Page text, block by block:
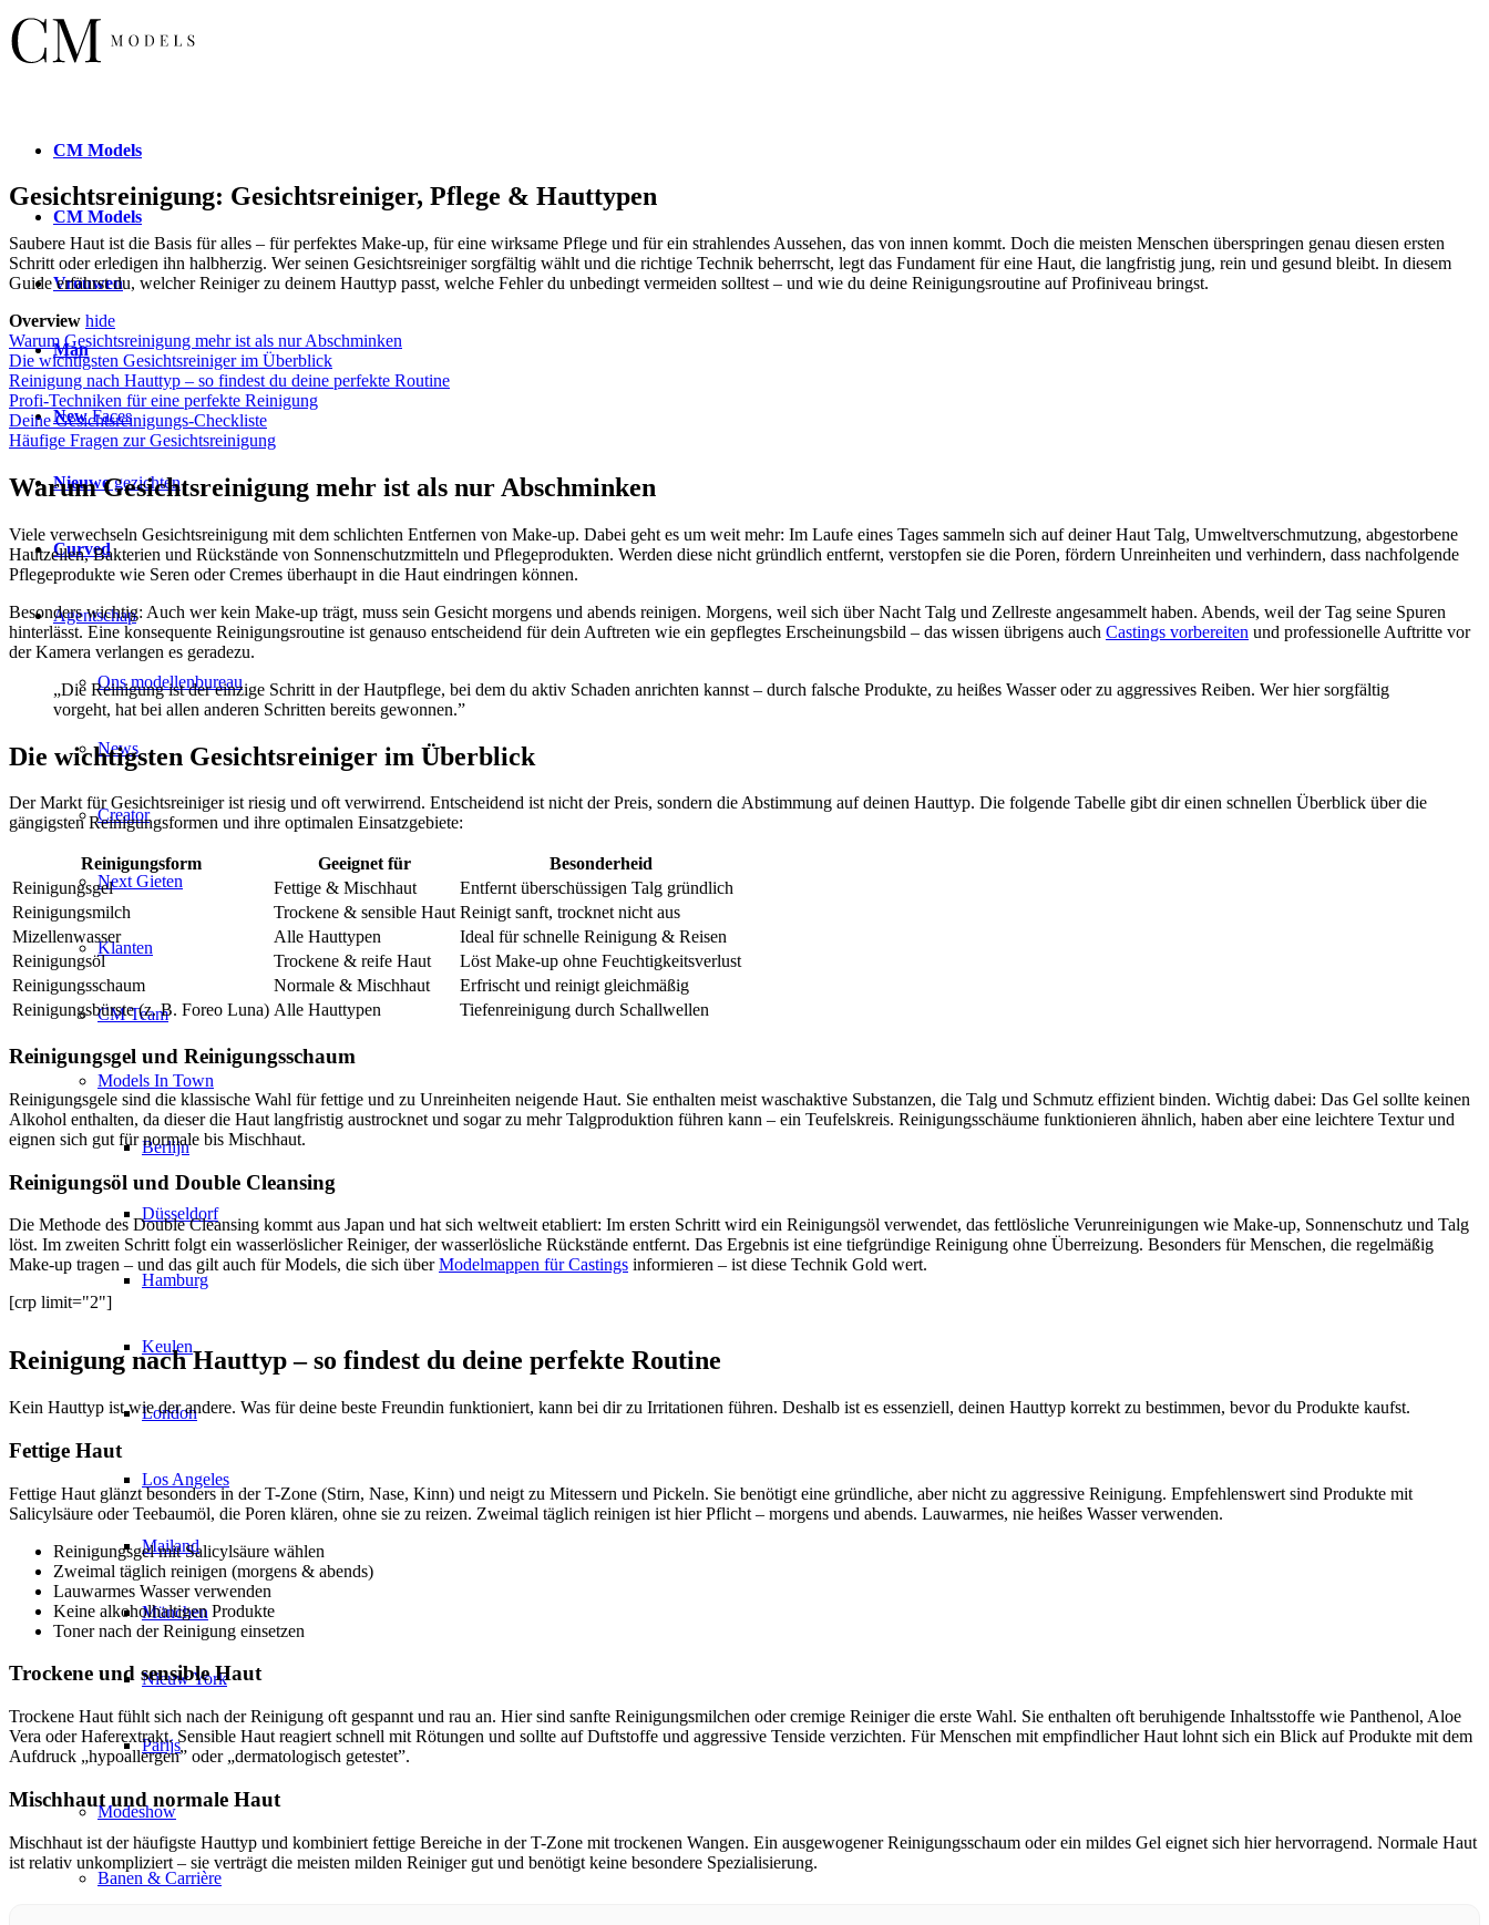
CM Models
CM Models
Vrouwen
Man
NewFaces
Nieuwegezichten
Curved
Agentschap
Ons modellenbureau
News
Creator
Next Gieten
Klanten
CM Team
Models In Town
Berlijn
Düsseldorf
Hamburg
Keulen
London
Los Angeles
Mailand
München
Nieuw York
Parijs
Modeshow
Banen & Carrière
Gesichtsreinigung: Gesichtsreiniger, Pflege & Hauttypen
Saubere Haut ist die Basis für alles – für perfektes Make-up, für eine wirksame Pflege und für ein strahlendes Aussehen, das von innen kommt. Doch die meisten Menschen überspringen genau diesen ersten
Schritt oder erledigen ihn halbherzig. Wer seinen Gesichtsreiniger sorgfältig wählt und die richtige Technik beherrscht, legt das Fundament für eine Haut, die langfristig jung, rein und gesund bleibt. In diesem
Guide erfährst du, welcher Reiniger zu deinem Hauttyp passt, welche Fehler du unbedingt vermeiden solltest – und wie du deine Reinigungsroutine auf Profiniveau bringst.
Overview hide
Warum Gesichtsreinigung mehr ist als nur Abschminken
Die wichtigsten Gesichtsreiniger im Überblick
Reinigung nach Hauttyp – so findest du deine perfekte Routine
Profi-Techniken für eine perfekte Reinigung
Deine Gesichtsreinigungs-Checkliste
Häufige Fragen zur Gesichtsreinigung
Warum Gesichtsreinigung mehr ist als nur Abschminken
Viele verwechseln Gesichtsreinigung mit dem schlichten Entfernen von Make-up. Dabei geht es um weit mehr: Im Laufe eines Tages sammeln sich auf deiner Haut Talg, Umweltverschmutzung, abgestorbene
Hautzellen, Bakterien und Rückstände von Sonnenschutzmitteln und Pflegeprodukten. Werden diese nicht gründlich entfernt, verstopfen sie die Poren, fördern Unreinheiten und verhindern, dass nachfolgende
Pflegeprodukte wie Seren oder Cremes überhaupt in die Haut eindringen können.
Besonders wichtig: Auch wer kein Make-up trägt, muss sein Gesicht morgens und abends reinigen. Morgens, weil sich über Nacht Talg und Zellreste angesammelt haben. Abends, weil der Tag seine Spuren
hinterlässt. Eine konsequente Reinigungsroutine ist genauso entscheidend für dein Auftreten wie ein gepflegtes Erscheinungsbild – das wissen übrigens auch Castings vorbereiten und professionelle Auftritte vor
der Kamera verlangen es geradezu.
„Die Reinigung ist der einzige Schritt in der Hautpflege, bei dem du aktiv Schaden anrichten kannst – durch falsche Produkte, zu heißes Wasser oder zu aggressives Reiben. Wer hier sorgfältig
vorgeht, hat bei allen anderen Schritten bereits gewonnen.”
Die wichtigsten Gesichtsreiniger im Überblick
Der Markt für Gesichtsreiniger ist riesig und oft verwirrend. Entscheidend ist nicht der Preis, sondern die Abstimmung auf deinen Hauttyp. Die folgende Tabelle gibt dir einen schnellen Überblick über die
gängigsten Reinigungsformen und ihre optimalen Einsatzgebiete:
Reinigungsform Geeignet für
Besonderheid
Reinigungsgel
Fettige & Mischhaut
Entfernt überschüssigen Talg gründlich
Reinigungsmilch
Trockene & sensible Haut Reinigt sanft, trocknet nicht aus
Mizellenwasser
Alle Hauttypen
Ideal für schnelle Reinigung & Reisen
Reinigungsöl
Trockene & reife Haut
Löst Make-up ohne Feuchtigkeitsverlust
Reinigungsschaum
Normale & Mischhaut
Erfrischt und reinigt gleichmäßig
Reinigungsbürste (z. B. Foreo Luna) Alle Hauttypen Tiefenreinigung durch Schallwellen
Reinigungsgel und Reinigungsschaum
Reinigungsgele sind die klassische Wahl für fettige und zu Unreinheiten neigende Haut. Sie enthalten meist waschaktive Substanzen, die Talg und Schmutz effizient binden. Wichtig dabei: Das Gel sollte keinen
Alkohol enthalten, da dieser die Haut langfristig austrocknet und sogar zu mehr Talgproduktion führen kann – ein Teufelskreis. Reinigungsschäume funktionieren ähnlich, haben aber eine leichtere Textur und
eignen sich gut für normale bis Mischhaut.
Reinigungsöl und Double Cleansing
Die Methode des Double Cleansing kommt aus Japan und hat sich weltweit etabliert: Im ersten Schritt wird ein Reinigungsöl verwendet, das fettlösliche Verunreinigungen wie Make-up, Sonnenschutz und Talg
löst. Im zweiten Schritt folgt ein wasserlöslicher Reiniger, der wasserlösliche Rückstände entfernt. Das Ergebnis ist eine tiefgründige Reinigung ohne Überreizung. Besonders für Menschen, die regelmäßig
Make-up tragen – und das gilt auch für Models, die sich überModelmappen für Castings informieren – ist diese Technik Gold wert.
[crp limit="2"]
Reinigung nach Hauttyp – so findest du deine perfekte Routine
Kein Hauttyp ist wie der andere. Was für deine beste Freundin funktioniert, kann bei dir zu Irritationen führen. Deshalb ist es essenziell, deinen Hauttyp korrekt zu bestimmen, bevor du Produkte kaufst.
Fettige Haut
Fettige Haut glänzt besonders in der T-Zone (Stirn, Nase, Kinn) und neigt zu Mitessern und Pickeln. Sie benötigt eine gründliche, aber nicht zu aggressive Reinigung. Empfehlenswert sind Produkte mit
Salicylsäure oder Teebaumöl, die Poren klären, ohne sie zu reizen. Zweimal täglich reinigen ist hier Pflicht – morgens und abends. Lauwarmes, nie heißes Wasser verwenden.
Reinigungsgel mit Salicylsäure wählen
Zweimal täglich reinigen (morgens & abends)
Lauwarmes Wasser verwenden
Keine alkoholhaltigen Produkte
Toner nach der Reinigung einsetzen
Trockene und sensible Haut
Trockene Haut fühlt sich nach der Reinigung oft gespannt und rau an. Hier sind sanfte Reinigungsmilchen oder cremige Reiniger die erste Wahl. Sie enthalten oft beruhigende Inhaltsstoffe wie Panthenol, Aloe
Vera oder Haferextrakt. Sensible Haut reagiert schnell mit Rötungen und sollte auf Duftstoffe und aggressive Tenside verzichten. Für Menschen mit empfindlicher Haut lohnt sich ein Blick auf Produkte mit dem
Aufdruck „hypoallergen” oder „dermatologisch getestet”.
Mischhaut und normale Haut
Mischhaut ist der häufigste Hauttyp und kombiniert fettige Bereiche in der T-Zone mit trockenen Wangen. Ein ausgewogener Reinigungsschaum oder ein mildes Gel eignet sich hier hervorragend. Normale Haut
ist relativ unkompliziert – sie verträgt die meisten milden Reiniger gut und benötigt keine besondere Spezialisierung.